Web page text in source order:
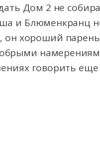
Дом 2 не
и Блюменкранц
он хороший
говорить еще